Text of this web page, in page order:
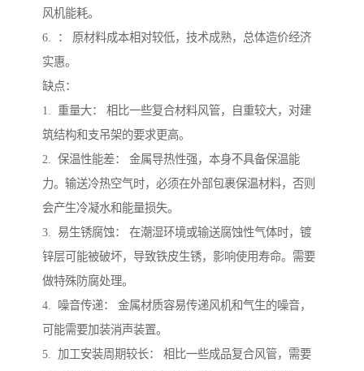
风机能耗。
6. ： 原材料成本相对较低，技术成熟，总体造价经济
实惠。
缺点：
1. 重量大： 相比一些复合材料风管，自重较大，对建
筑结构和支吊架的要求更高。
2. 保温性能差： 金属导热性强，本身不具备保温能
力。输送冷热空气时，必须在外部包裹保温材料，否则
会产生冷凝水和能量损失。
3. 易生锈腐蚀： 在潮湿环境或输送腐蚀性气体时，镀
锌层可能被破坏，导致铁皮生锈，影响使用寿命。需要
做特殊防腐处理。
4. 噪音传递： 金属材质容易传递风机和气生的噪音，
可能需要加装消声装置。
5. 加工安装周期较长： 相比一些成品复合风管，需要